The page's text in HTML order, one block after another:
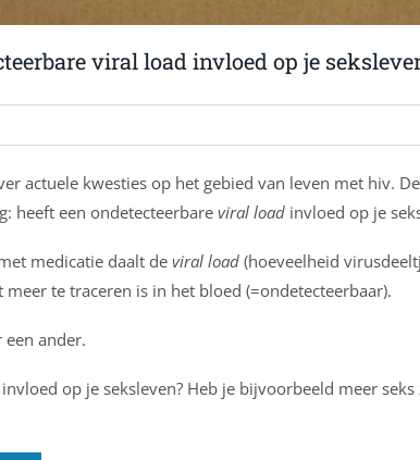
viral load invloed op je
actuele kwesties op het gebied van leven met hiv.
heeft een ondetecteerbare viral load invloed op je
medicatie daalt de viral load (hoeveelheid
te traceren is in het bloed (=ondetecteerbaar).
een ander.
invloed op je seksleven? Heb je bijvoorbeeld meer seks